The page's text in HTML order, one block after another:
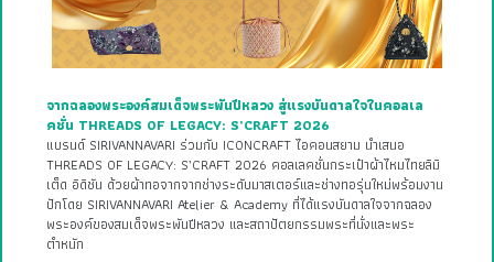
จากฉลองพระองค์สมเด็จพระพันปีหลวง สู่แรงบันดาลใจในคอลเล
คชั่น THREADS OF LEGACY: S’CRAFT 2026
แบรนด์ SIRIVANNAVARI ร่วมกับ ICONCRAFT ไอคอนสยาม นำเสนอ
THREADS OF LEGACY: S’CRAFT 2026 คอลเลคชั่นกระเป๋าผ้าไหมไทยลิมิ
เต็ด อิดิชัน ด้วยผ้าทอจากจากช่างระดับมาสเตอร์และช่างทอรุ่นใหม่พร้อมงาน
ปักโดย SIRIVANNAVARI Atelier & Academy ที่ได้แรงบันดาลใจจากฉลอง
พระองค์ของสมเด็จพระพันปีหลวง และสถาปัตยกรรมพระที่นั่งและพระ
ตำหนัก